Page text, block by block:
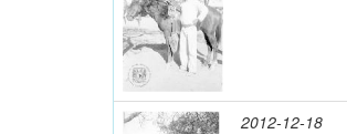
2012-12-18